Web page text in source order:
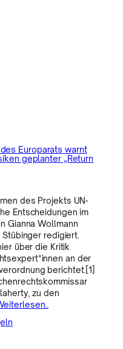
Europarats warnt
geplanter „Return
des Projekts UN-
Entscheidungen im
Gianna Wollmann
redigiert.
über die Kritik
an der
berichtet.[1]
zu den